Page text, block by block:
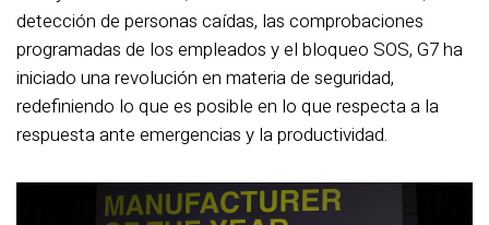
detección de personas caídas, las comprobaciones
programadas de los empleados y el bloqueo SOS, G7 ha
iniciado una revolución en materia de seguridad,
redefiniendo lo que es posible en lo que respecta a la
respuesta ante emergencias y la productividad.